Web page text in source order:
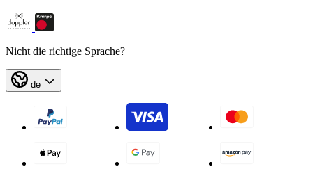
Nicht die richtige Sprache?
de